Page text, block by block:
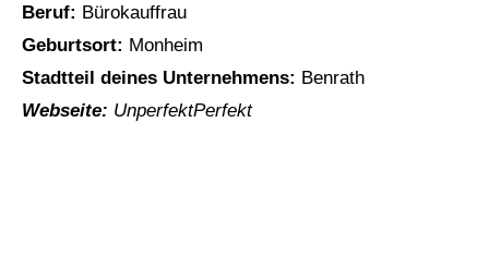
Beruf: Bürokauffrau
Geburtsort: Monheim
Stadtteil deines Unternehmens: Benrath
Webseite: UnperfektPerfekt